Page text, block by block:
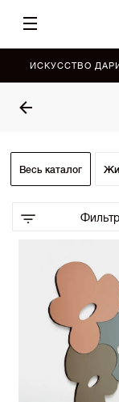
ИСКУССТВО
Весь каталог
Фильтр